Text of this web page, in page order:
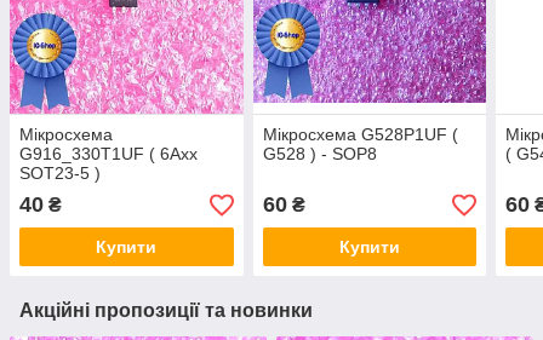
Мікросхема
G916_330T1UF ( 6Axx
SOT23-5 )
40 ₴
Купити
Мікросхема G528P1UF (
G528 ) - SOP8
60₴
Купити
(
60
Акційні пропозиції та новинки